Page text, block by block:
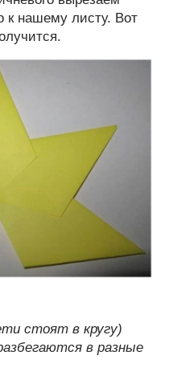
к нашему листу. Вот
стоят в кругу)
в разные